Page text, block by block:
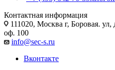
Контактная информация
111020, Москва г, Боровая.
оф. 100
info@sec-s.ru
Вконтакте